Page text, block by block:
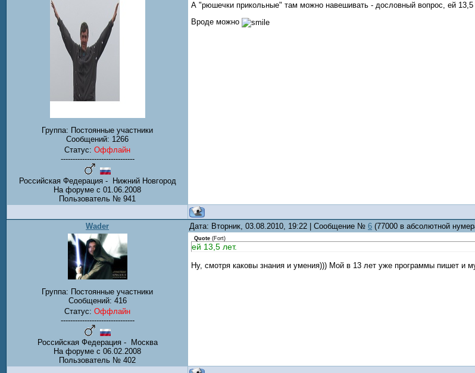
Группа: Постоянные участники
Сообщений: 1266
Статус: Оффлайн
-------------------------------
Российская Федерация - Нижний Новгород
На форуме с 01.06.2008
Пользователь № 941
А "рюшечки прикольные" там можно навешивать - дословный вопрос, ей 13,5
Вроде можно
Wader Дата: Вторник, 03.08.2010, 19:22 | Сообщение № 6 (77000 в абсолютной
Группа: Постоянные участники
Сообщений: 416
Статус: Оффлайн
-------------------------------
Российская Федерация - Москва
На форуме с 06.02.2008
Пользователь № 402
Quote (Fort)
ей 13,5 лет.
Ну, смотря каковы знания и умения))) Мой в 13 лет уже программы пишет и